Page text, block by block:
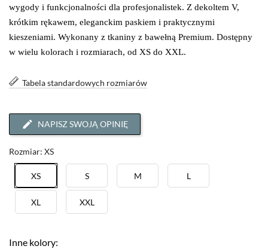
wygody i funkcjonalności dla profesjonalistek. Z dekoltem V,
krótkim rękawem, eleganckim paskiem i praktycznymi
kieszeniami. Wykonany z tkaniny z bawełną Premium. Dostępny
w wielu kolorach i rozmiarach, od XS do XXL.
Tabela standardowych rozmiarów
NAPISZ SWOJĄ OPINIĘ
Rozmiar: XS
XS S M L
XL XXL
Inne kolory: